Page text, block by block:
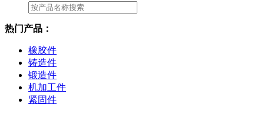
热门产品：
橡胶件
铸造件
锻造件
机加工件
紧固件